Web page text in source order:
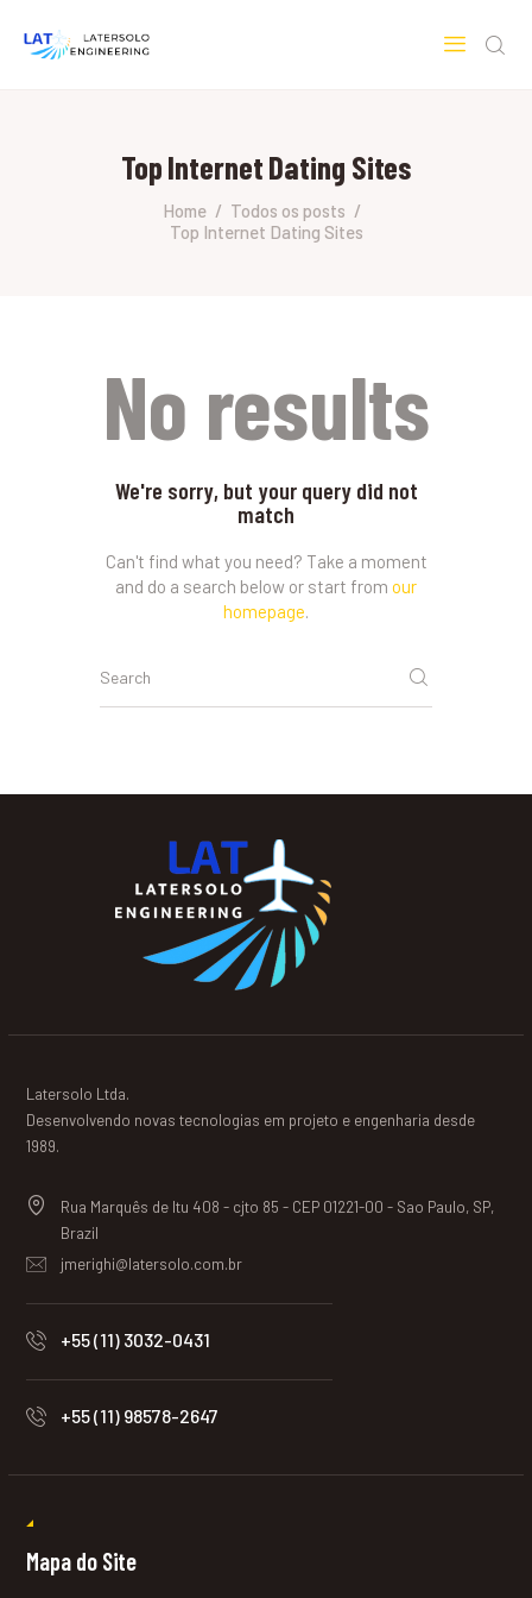
Top Internet Dating Sites
Home
Todos os posts
Top Internet Dating Sites
HOME
SOBRE A LATERSOLO
ENGINEERING
No results
We're sorry, but your query did not
match
Can't find what you need? Take a moment
and do a search below or start from our
homepage.
Latersolo Ltda.
Desenvolvendo novas tecnologias em projeto e engenharia desde
1989.
Rua Marquês de Itu 408 - cjto 85 - CEP 01221-00 - Sao Paulo, SP,
Brazil
jmerighi@latersolo.com.br
+55 (11) 3032-0431
+55 (11) 98578-2647
Mapa do Site